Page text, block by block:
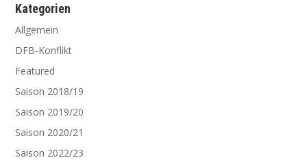
Kate­go­rien
Allgemein
DFB-Konflikt
Featured
Saison 2018/19
Saison 2019/20
Saison 2020/21
Saison 2022/23